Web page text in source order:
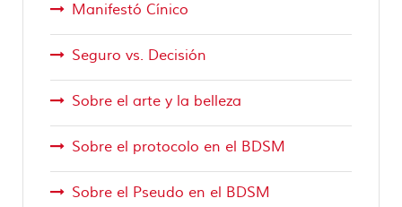
Manifestó Cínico
Seguro vs. Decisión
Sobre el arte y la belleza
Sobre el protocolo en el BDSM
Sobre el Pseudo en el BDSM